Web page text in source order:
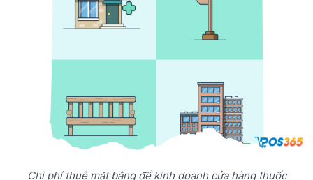
Chi phí thuê mặt bằng để kinh doanh cửa hàng thuốc